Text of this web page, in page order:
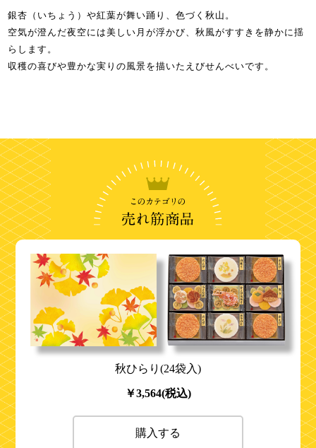
銀杏（いちょう）や紅葉が舞い踊り、色づく秋山。
空気が澄んだ夜空には美しい月が浮かび、秋風がすすきを静かに揺
らします。
収穫の喜びや豊かな実りの風景を描いたえびせんべいです。
秋ひらり(24袋入)
￥3,564(税込)
購入する